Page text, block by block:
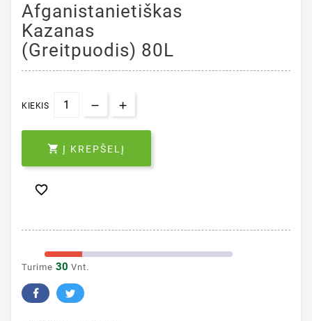
Afganistanietiškas
Kazanas
(greitpuodis) 80L
KIEKIS
 Į KREPŠELĮ

Turime 30 Vnt.